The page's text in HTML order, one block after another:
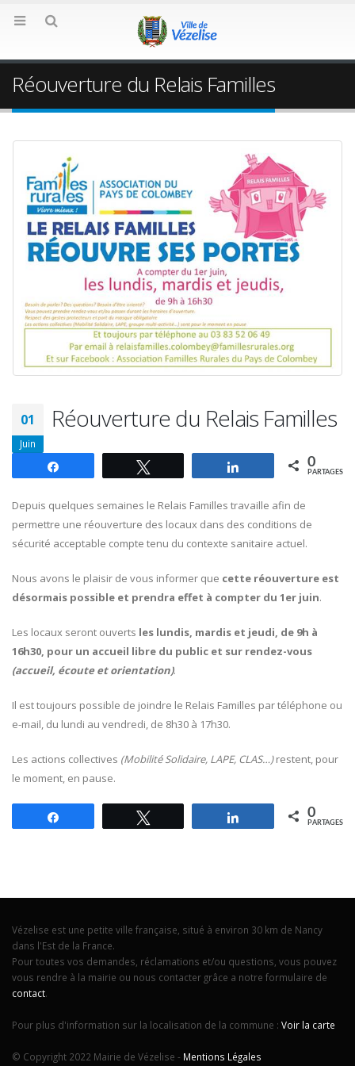
Réouverture du Relais Familles
01
Juin
Réouverture du Relais Familles
Partagez 0
PARTAGES
Depuis quelques semaines le Relais Familles travaille afin de
permettre une réouverture des locaux dans des conditions de
sécurité acceptable compte tenu du contexte sanitaire actuel.
Nous avons le plaisir de vous informer que cette réouverture est
désormais possible et prendra effet à compter du 1er juin.
Les locaux seront ouverts les lundis, mardis et jeudi, de 9h à
16h30, pour un accueil libre du public et sur rendez-vous
(accueil, écoute et orientation).
Il est toujours possible de joindre le Relais Familles par téléphone ou
e-mail, du lundi au vendredi, de 8h30 à 17h30.
Les actions collectives (Mobilité Solidaire, LAPE, CLAS…)restent, pour
le moment, en pause.
Partagez 0
PARTAGES
Vézelise est une petite ville française, situé à environ 30 km de Nancy
dans l'Est de la France.
Pour toutes vos demandes, réclamations et/ou questions, vous pouvez
vous rendre à la mairie ou nous contacter grâce a notre formulaire de
contact.
Pour plus d'information sur la localisation de la commune : Voir la carte
© Copyright 2022 Mairie de Vézelise - Mentions Légales